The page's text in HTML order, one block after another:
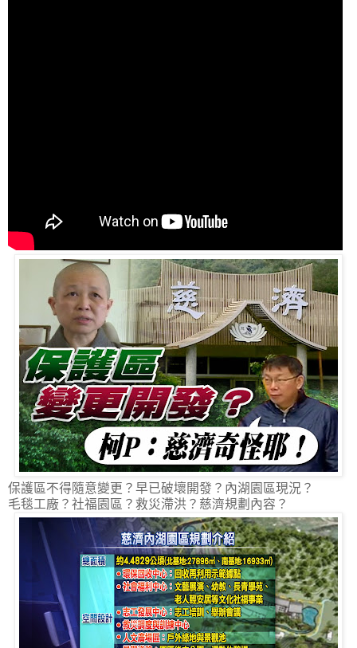
保護區不得隨意變更？早已破壞開發？內湖園區現況？
毛毯工廠？社福園區？救災滯洪？慈濟規劃內容？